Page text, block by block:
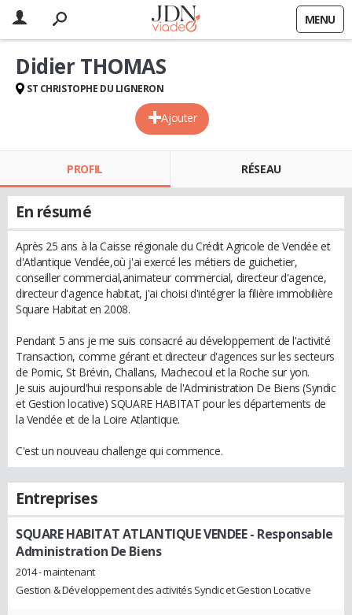
MENU
Ajouter
Didier THOMAS
ST CHRISTOPHE DU LIGNERON
PROFIL RÉSEAU
En résumé
Après 25 ans à la Caisse régionale du Crédit Agricole de Vendée et
d'Atlantique Vendée,où j'ai exercé les métiers de guichetier,
conseiller commercial,animateur commercial, directeur d'agence,
directeur d'agence habitat, j'ai choisi d'intégrer la filière immobilière
Square Habitat en 2008.
Pendant 5 ans je me suis consacré au développement de l'activité
Transaction, comme gérant et directeur d'agences sur les secteurs
de Pornic, St Brévin, Challans, Machecoul et la Roche sur yon.
Je suis aujourd'hui responsable de l'Administration De Biens (Syndic
et Gestion locative) SQUARE HABITAT pour les départements de
la Vendée et de la Loire Atlantique.
C'est un nouveau challenge qui commence.
Entreprises
SQUARE HABITAT ATLANTIQUE VENDEE- Responsable
Administration De Biens
2014 - maintenant
Gestion & Développement des activités Syndic et Gestion Locative